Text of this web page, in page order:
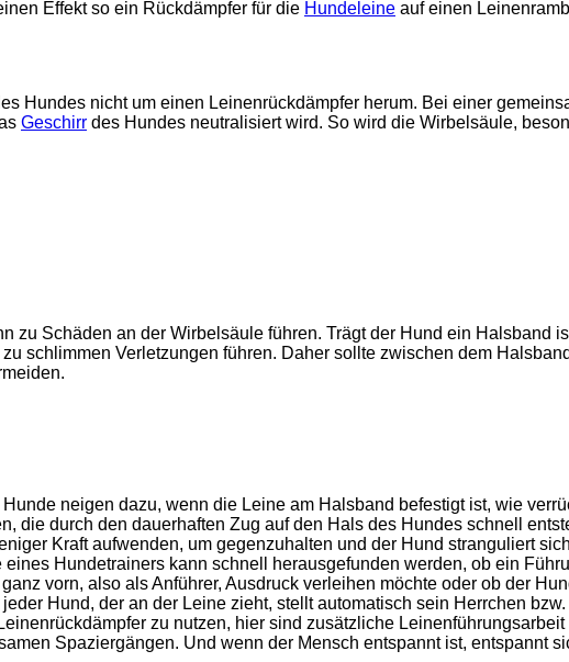
Effekt so ein Rückdämpfer für die Hundeleine auf einen
Hundes nicht um einen Leinenrückdämpfer herum. Bei einer
Geschirr des Hundes neutralisiert wird. So wird die Wirbelsäule,
Schäden an der Wirbelsäule führen. Trägt der Hund ein Halsband
schlimmen Verletzungen führen. Daher sollte zwischen dem
neigen dazu, wenn die Leine am Halsband befestigt ist, wie
die durch den dauerhaften Zug auf den Hals des Hundes schnell
Kraft aufwenden, um gegenzuhalten und der Hund stranguliert
Hundetrainers kann schnell herausgefunden werden, ob ein
vorn, also als Anführer, Ausdruck verleihen möchte oder ob der
Hund, der an der Leine zieht, stellt automatisch sein Herrchen
zu nutzen, hier sind zusätzliche
Spaziergängen. Und wenn der Mensch entspannt ist, entspannt